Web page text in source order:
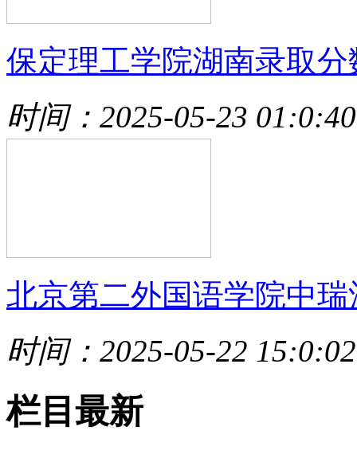
保定理工学院湖南录取分
时间：2025-05-23 01:0:40
北京第二外国语学院中瑞
时间：2025-05-22 15:0:02
栏目最新